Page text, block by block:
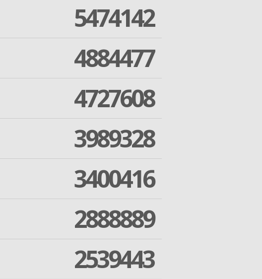
5474142
4884477
4727608
3989328
3400416
2888889
2539443